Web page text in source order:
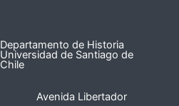
Departamento de Historia
Universidad de Santiago de
Chile
Avenida Libertador